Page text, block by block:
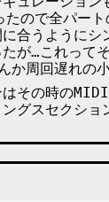
ので全パート
合うようにシ
が…これって
周回遅れの
はその時の
ングスセクシ